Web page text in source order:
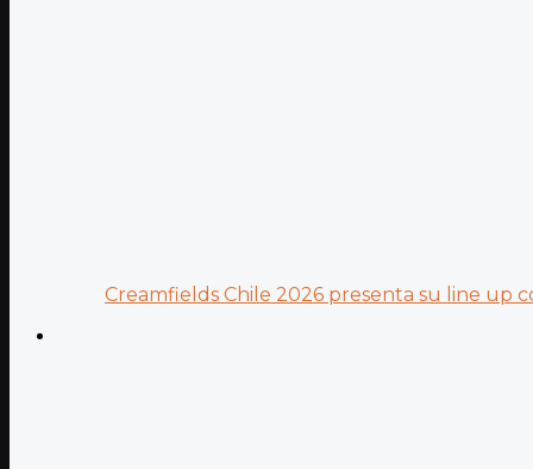
Creamfields Chile 2026 presenta su line up